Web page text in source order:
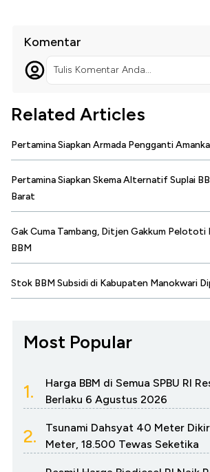
Komentar
Tulis Komentar Anda...
Related Articles
Pertamina Siapkan Armada Pengganti
Pertamina Siapkan Skema Alternatif Suplai
Barat
Gak Cuma Tambang, Ditjen Gakkum Pelototi
BBM
Stok BBM Subsidi di Kabupaten Manokwari
Most Popular
1.
Harga BBM di Semua SPBU RI
Berlaku 6 Agustus 2026
2.
Tsunami Dahsyat 40 Meter
Meter, 18.500 Tewas Seketika